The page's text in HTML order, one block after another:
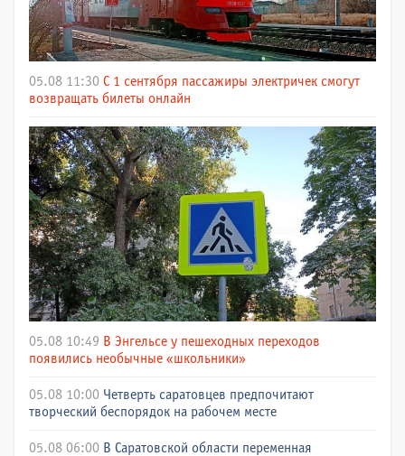
05.08 11:30 С 1 сентября пассажиры электричек смогут
возвращать билеты онлайн
05.08 10:49 В Энгельсе у пешеходных переходов
появились необычные «школьники»
05.08 10:00 Четверть саратовцев предпочитают
творческий беспорядок на рабочем месте
05.08 06:00 В Саратовской области переменная